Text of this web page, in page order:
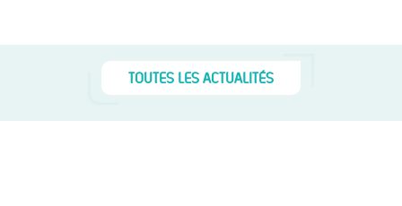
TOUTES LES ACTUALITÉS